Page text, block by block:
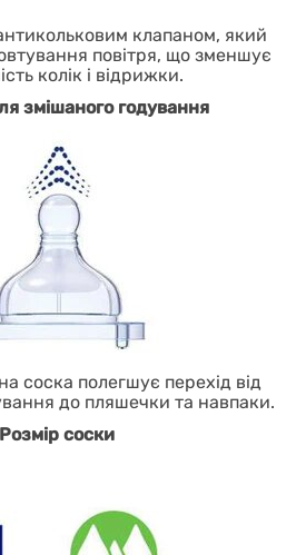
клапаном, який
повітря, що зменшує
колік і відрижки.
змішаного годування
соска полегшує перехід від
до пляшечки та навпаки.
Розмір соски